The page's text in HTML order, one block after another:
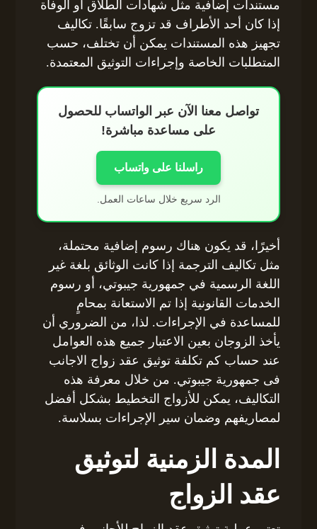
مستندات إضافية مثل شهادات الطلاق أو الوفاة
إذا كان أحد الأطراف قد تزوج سابقًا. تكاليف
تجهيز هذه المستندات يمكن أن تختلف، حسب
المتطلبات الخاصة وإجراءات التوثيق المعتمدة.
تواصل معنا الآن عبر الواتساب للحصول
على مساعدة مباشرة!
راسلنا على واتساب
الرد سريع خلال ساعات العمل.
أخيرًا، قد يكون هناك رسوم إضافية محتملة،
مثل تكاليف الترجمة إذا كانت الوثائق بلغة غير
اللغة الرسمية في جمهورية جيبوتي، أو رسوم
الخدمات القانونية إذا تم الاستعانة بمحامٍ
للمساعدة في الإجراءات. لذا، من الضروري أن
يأخذ الزوجان بعين الاعتبار جميع هذه العوامل
عند حساب كم تكلفة توثيق عقد زواج الاجانب
فى جمهورية جيبوتي. من خلال معرفة هذه
التكاليف، يمكن للأزواج التخطيط بشكل أفضل
لمصاريفهم وضمان سير الإجراءات بسلاسة.
المدة الزمنية لتوثيق
عقد الزواج